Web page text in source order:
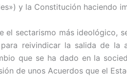
y la Constitución haciendo
el sectarismo más ideológico,
reivindicar la salida de la
que se ha dado en la
de unos Acuerdos que el